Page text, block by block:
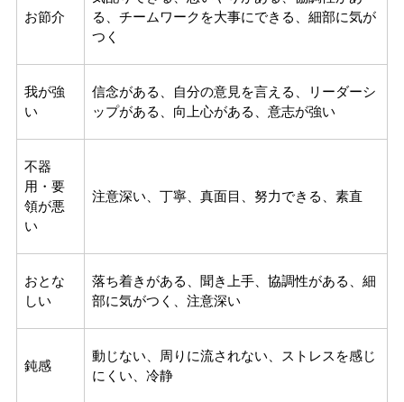
お節介
る、チームワークを大事にできる、細部に気が
つく
我が強
い
信念がある、自分の意見を言える、リーダーシ
ップがある、向上心がある、意志が強い
不器
用・要
領が悪
い
注意深い、丁寧、真面目、努力できる、素直
おとな
しい
落ち着きがある、聞き上手、協調性がある、細
部に気がつく、注意深い
鈍感
動じない、周りに流されない、ストレスを感じ
にくい、冷静